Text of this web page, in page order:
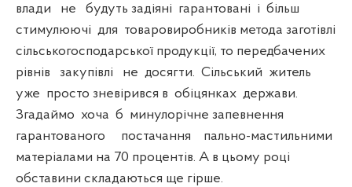
влади не будуть задіяні гарантовані і більш
стимулюючі для товаровиробників метода заготівлі
сільськогосподарської продукції, то передбачених
рівнів закупівлі не досягти. Сільський житель
уже просто зневірився в обіцянках держави.
Згадаймо хоча б минулорічне запевнення
гарантованого постачання пально-мастильними
матеріалами на 70 процентів. А в цьому році
обставини складаються ще гірше.